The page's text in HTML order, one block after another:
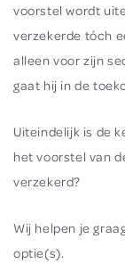
voorstel wordt
verzekerde tóch
alleen voor zijn
gaat hij in de
Uiteindelijk is de
het voorstel van
verzekerd?
Wij helpen je
optie(s).